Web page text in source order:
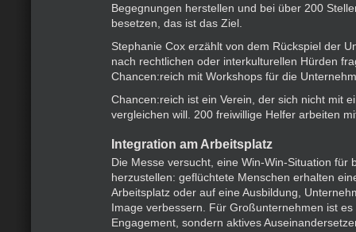
Begegnungen herstellen und bei über 200
besetzen, das ist das Ziel.
Stephanie Cox erzählt von dem Rückspiel der
nach rechtlichen oder interkulturellen Hürden
Chancen:reich mit Workshops für die
Chancen:reich ist ein Verein, der sich nicht mit
vergleichen will. 200 freiwillige Helfer arbeiten
Integration am Arbeitsplatz
Die Messe versucht, eine Win-Win-Situation für
herzustellen: geflüchtete Menschen erhalten
Arbeitsplatz oder auf eine Ausbildung,
Image verbessern. Für Großunternehmen ist
Engagement, sondern aktives